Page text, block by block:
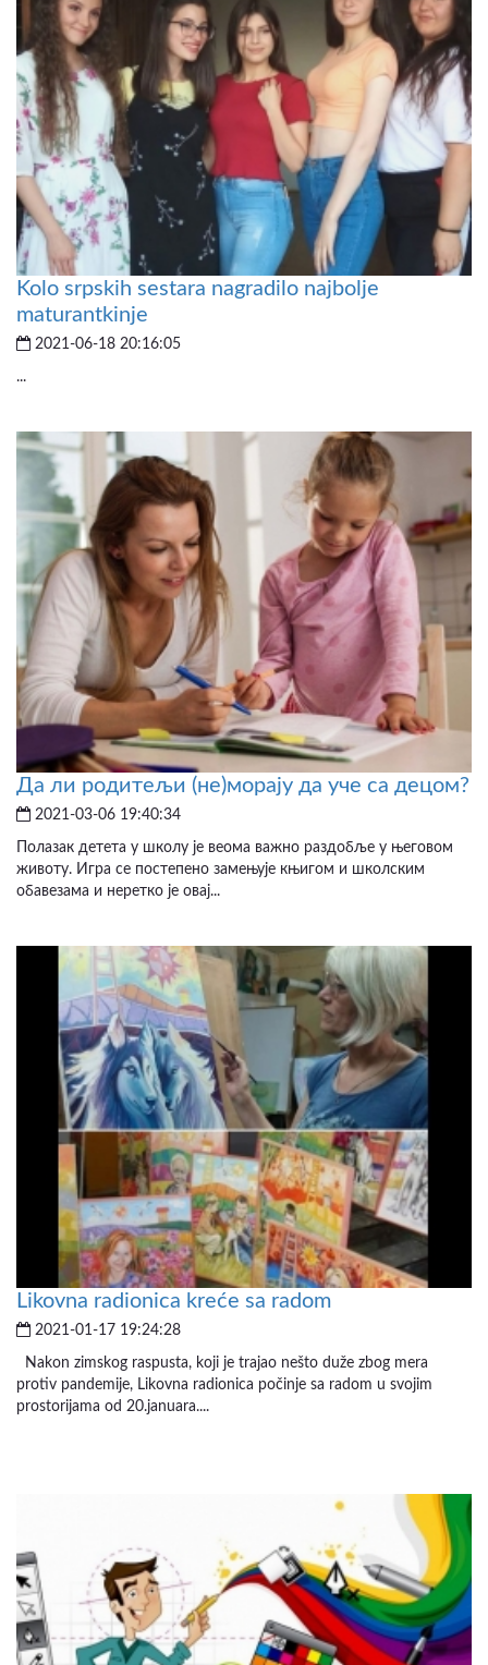
Kolo srpskih sestara nagradilo najbolje
maturantkinje
2021-06-18 20:16:05
...
Да ли родитељи (не)морају да уче са децом?
2021-03-06 19:40:34
Полазак детета у школу је веома важно раздобље у његовом
животу. Игра се постепено замењује књигом и школским
обавезама и неретко је овај...
Likovna radionica kreće sa radom
2021-01-17 19:24:28
Nakon zimskog raspusta, koji je trajao nešto duže zbog mera
protiv pandemije, Likovna radionica počinje sa radom u svojim
prostorijama od 20.januara....